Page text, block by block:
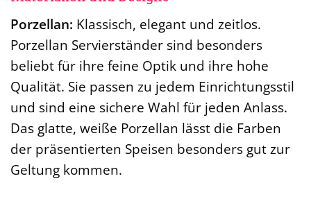
Porzellan: Klassisch, elegant und zeitlos.
Porzellan Servierständer sind besonders
beliebt für ihre feine Optik und ihre hohe
Qualität. Sie passen zu jedem Einrichtungsstil
und sind eine sichere Wahl für jeden Anlass.
Das glatte, weiße Porzellan lässt die Farben
der präsentierten Speisen besonders gut zur
Geltung kommen.